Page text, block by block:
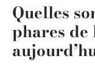
Quelles
phares de